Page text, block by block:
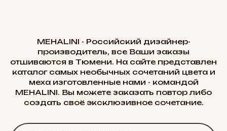
MEHALINI - Российский дизайнер-
производитель, все Ваши заказы
отшиваются в Тюмени. На сайте представлен
каталог самых необычных сочетаний цвета и
меха изготовленные нами - командой
MEHALINI. Вы можете заказать повтор либо
создать своё эксклюзивное сочетание.